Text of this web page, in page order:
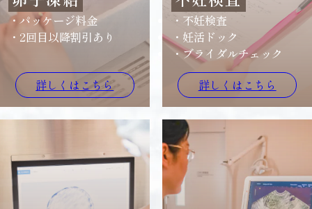
パッケージ料金
2回目以降割引あり
詳しくはこちら
不妊検査
妊活ドック
ブライダルチェック
詳しくはこちら